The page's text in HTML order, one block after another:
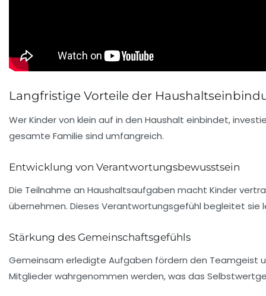
Langfristige Vorteile der
Wer Kinder von klein auf in den Haushalt einbindet,
gesamte Familie sind umfangreich.
Entwicklung von Verantwortungsbewusstsein
Die Teilnahme an Haushaltsaufgaben macht Kinder
übernehmen. Dieses Verantwortungsgefühl begleitet sie
Stärkung des Gemeinschaftsgefühls
Gemeinsam erledigte Aufgaben fördern den Teamgeist
Mitglieder wahrgenommen werden, was das